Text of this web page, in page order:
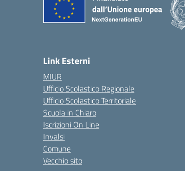
Link Esterni
MIUR
Ufficio Scolastico Regionale
Ufficio Scolastico Territoriale
Scuola in Chiaro
Iscrizioni On Line
Invalsi
Comune
Vecchio sito